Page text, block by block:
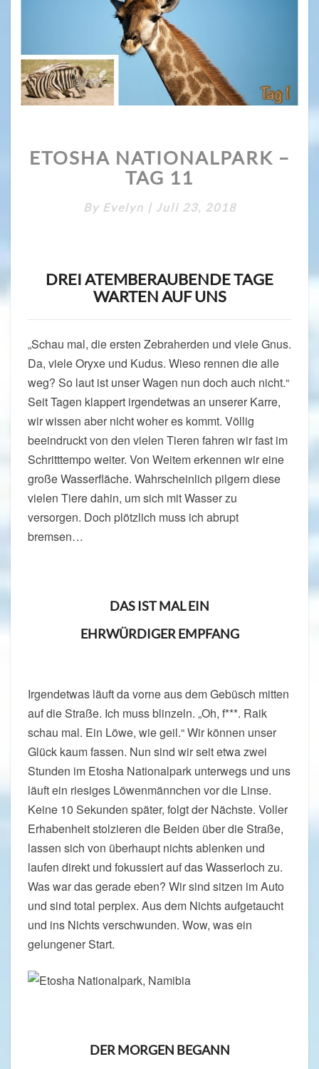
NATIONALPARK
–
TAG
11
ETOSHA NATIONALPARK –
TAG 11
By Evelyn | Juli 23, 2018
DREI ATEMBERAUBENDE TAGE
WARTEN AUF UNS
„Schau mal, die ersten Zebraherden und viele Gnus.
Da, viele Oryxe und Kudus. Wieso rennen die alle
weg? So laut ist unser Wagen nun doch auch nicht.“
Seit Tagen klappert irgendetwas an unserer Karre,
wir wissen aber nicht woher es kommt. Völlig
beeindruckt von den vielen Tieren fahren wir fast im
Schritttempo weiter. Von Weitem erkennen wir eine
große Wasserfläche. Wahrscheinlich pilgern diese
vielen Tiere dahin, um sich mit Wasser zu
versorgen. Doch plötzlich muss ich abrupt
bremsen…
DAS IST MAL EIN
EHRWÜRDIGER EMPFANG
Irgendetwas läuft da vorne aus dem Gebüsch mitten
auf die Straße. Ich muss blinzeln. „Oh, f***. Raik
schau mal. Ein Löwe, wie geil.“ Wir können unser
Glück kaum fassen. Nun sind wir seit etwa zwei
Stunden im Etosha Nationalpark unterwegs und uns
läuft ein riesiges Löwenmännchen vor die Linse.
Keine 10 Sekunden später, folgt der Nächste. Voller
Erhabenheit stolzieren die Beiden über die Straße,
lassen sich von überhaupt nichts ablenken und
laufen direkt und fokussiert auf das Wasserloch zu.
Was war das gerade eben? Wir sind sitzen im Auto
und sind total perplex. Aus dem Nichts aufgetaucht
und ins Nichts verschwunden. Wow, was ein
gelungener Start.
DER MORGEN BEGANN